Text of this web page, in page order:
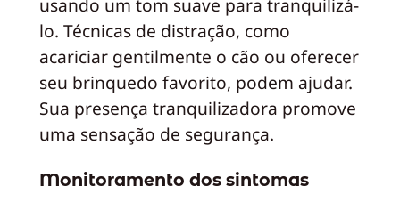
usando um tom suave para tranquilizá-
lo. Técnicas de distração, como
acariciar gentilmente o cão ou oferecer
seu brinquedo favorito, podem ajudar.
Sua presença tranquilizadora promove
uma sensação de segurança.
Monitoramento dos sintomas